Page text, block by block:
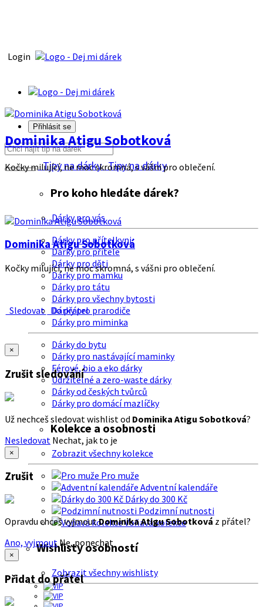
Login
Přihlásit se
Tipy na dárkyTipy na dárky
Pro koho hledáte dárek?
Dárky pro vás
Dárky pro přítelkyni
Dárky pro přítele
Dárky pro děti
Dárky pro mamku
Dárky pro tátu
Dárky pro všechny bytosti
Dárky pro prarodiče
Dárky pro miminka
Dárky do bytu
Dárky pro nastávající maminky
Férové, bio a eko dárky
Udržitelné a zero-waste dárky
Dárky od českých tvůrců
Dárky pro domácí mazlíčky
Kolekce a osobnosti
Zobrazit všechny kolekce
Pro muže
Adventní kalendáře
Dárky do 300 Kč
Podzimní nutnosti
Voňavá kolekce
Wishlisty osobností
Zobrazit všechny wishlisty
Dominika Atigu Sobotková
Kočky milující, ne moc skromná, s vášni pro oblečení.
Dominika Atigu Sobotková
Kočky milující, ne moc skromná, s vášni pro oblečení.
Sledovat Do přátel
×
Zrušit sledování
Už nechceš sledovat wishlist od Dominika Atigu Sobotková?
Nesledovat Nechat, jak to je
×
Zrušit
Opravdu chceš vyjmoutDominika Atigu Sobotková z přátel?
Ano, vyjmout Ne, ponechat
×
Přidat do přátel